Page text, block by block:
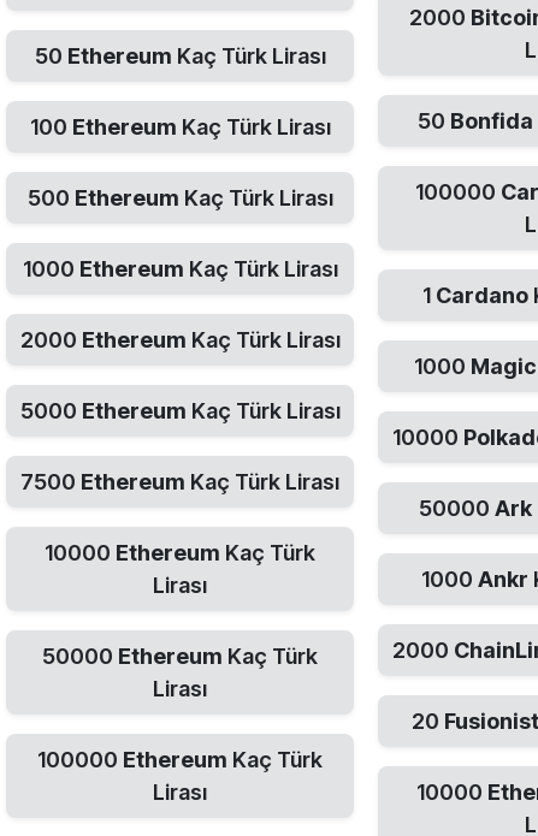
50 Ethereum Kaç Türk Lirası
100 Ethereum Kaç Türk Lirası
500 Ethereum Kaç Türk Lirası
1000 Ethereum Kaç Türk Lirası
2000 Ethereum Kaç Türk Lirası
5000 Ethereum Kaç Türk Lirası
7500 Ethereum Kaç Türk Lirası
10000 Ethereum Kaç Türk
Lirası
50000 Ethereum Kaç Türk
Lirası
100000 Ethereum Kaç Türk
Lirası
2000
50 Bonfida
100000
1 Cardano
1000 Magic
10000
50000 Ark
1000Ankr
2000
20 Fusionist
10000